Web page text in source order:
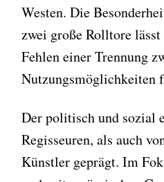
Westen. Die
zwei große Rolltore
Fehlen einer Trennung
Nutzungsmöglichkeiten
Der politisch und sozial
Regisseuren, als auch
Künstler geprägt. Im